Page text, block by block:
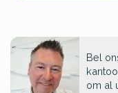
Bel
om al